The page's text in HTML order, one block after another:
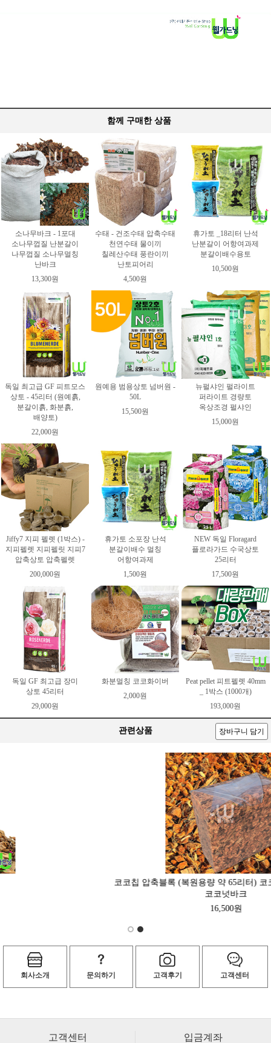
함께 구매한 상품
소나무바크 - 1포대
소나무껍질 난분갈이
나무껍질 소나무멀칭
난바크
13,300원
수태 - 건조수태 압축수태
천연수태 물이끼
칠레산수태 풍란이끼
난토피어리
4,500원
휴가토 _18리터 난석
난분갈이 어항여과제
분갈이배수용토
10,500원
독일 최고급 GF 피트모스
상토 - 45리터 (원예흙,
분갈이흙, 화분흙,
배양토)
22,000원
원예용 범용상토 넘버원 -
50L
15,500원
뉴펄샤인 펄라이트
퍼라이트 경량토
옥상조경 펄샤인
15,000원
Jiffy7 지피 펠렛 (1박스) -
지피펠렛 지피펠릿 지피7
압축상토 압축펠렛
200,000원
휴가토 소포장 난석
분갈이배수 멀칭
어항여과제
1,500원
NEW 독일 Floragard
플로라가드 수국상토
25리터
17,500원
독일 GF 최고급 장미
상토 45리터
29,000원
화분멀칭 코코화이버
2,000원
Peat pellet 피트펠렛 40mm
_ 1박스 (1000개)
193,000원
관련상품 장바구니 담기
코코칩 압축블록 (복원용량 약 65리터) 코코넛멀칭 허스크칩
회사소개 문의하기 고객후기 고객센터
고객센터 입금계좌